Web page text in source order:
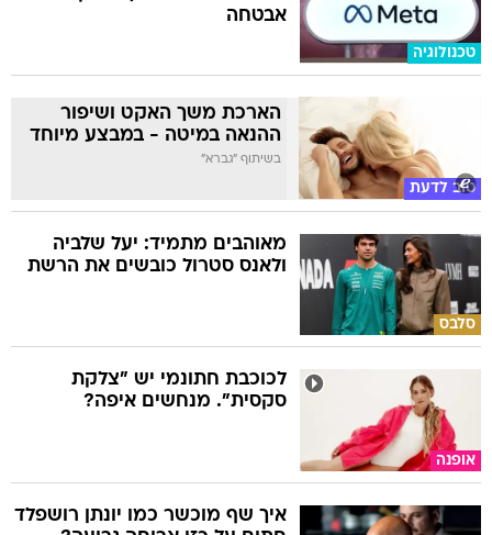
טכנולוגיה
אבטחה
טוב לדעת
הארכת משך האקט ושיפור
ההנאה במיטה - במבצע מיוחד
בשיתוף "גברא"
סלבס
מאוהבים מתמיד: יעל שלביה
ולאנס סטרול כובשים את הרשת
אופנה
לכוכבת חתונמי יש "צלקת
סקסית". מנחשים איפה?
איך שף מוכשר כמו יונתן רושפלד